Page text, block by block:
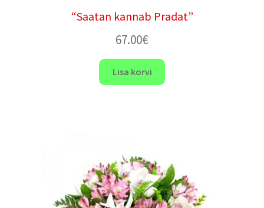
“Saatan kannab Pradat”
67.00€
Lisa korvi